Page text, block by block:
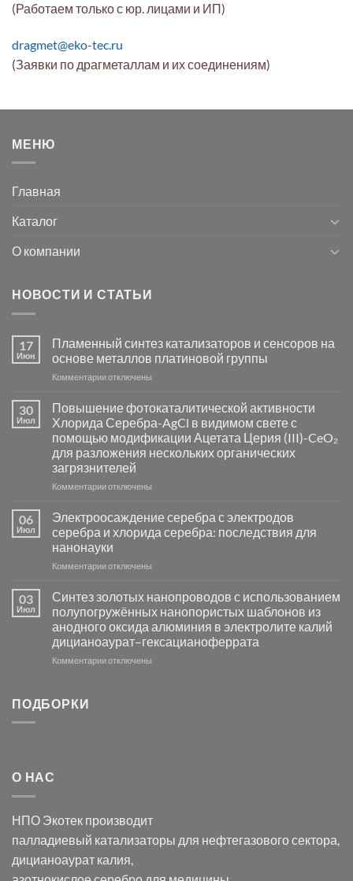
(Работаем только с юр. лицами и ИП)
dragmet@eko-tec.ru
(Заявки по драгметаллам и их соединениям)
МЕНЮ
Главная
Каталог
О компании
НОВОСТИ И СТАТЬИ
17
Июн
Пламенный синтез катализаторов и сенсоров на
основе металлов платиновой группы
Комментариик
Пламенный
синтез
катализаторов
и
сенсоров
на
основе
группы
отключены
30
Июл
Повышение фотокаталитической активности
Хлорида Серебра-AgCl в видимом свете с
помощью модификации Ацетата Церия (III)-CeO₂
для разложения нескольких органических
загрязнителей
Комментариик
фотокаталитической
активности
Хлорида
Серебра-
в
видимом
свете
с
помощью
модификации
отключены
06
Июл
Электроосаждение серебра с электродов
серебра и хлорида серебра: последствия для
нанонауки
Комментариик
серебра
с
электродов
серебра
и
отключены
03
Июл
Синтез золотых нанопроводов с использованием
полупогружённых нанопористых шаблонов из
анодного оксида алюминия в электролите калий
дицианоаурат–гексацианоферрата
Комментариик
оксида
в
электролите
калий
отключены
ПОДБОРКИ
О НАС
НПО Экотек производит
палладиевый катализаторы для нефтегазового сектора,
дицианоаурат калия,